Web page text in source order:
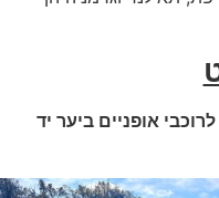
אופניים ביער יד